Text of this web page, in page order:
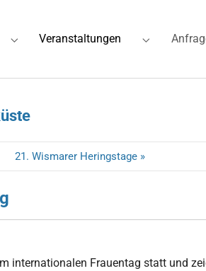
Submenu for "Ostseebad Boltenhagen"
Veranstaltungen (current)
Submenu
21. Wismarer Heringstage »
internationalen Frauentag statt und